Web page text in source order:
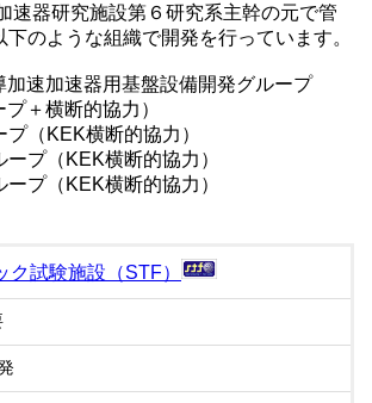
速器研究施設第６研究系主幹の元で管
のような組織で開発を行っています。
加速器用基盤設備開発グループ
プ＋横断的協力）
KEK横断的協力）
（KEK横断的協力）
（KEK横断的協力）
ク試験施設（STF）